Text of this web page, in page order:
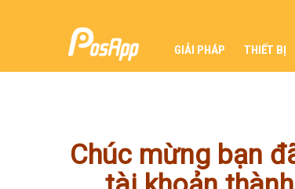
GIẢI PHÁP THIẾT BỊ
Chúc mừng bạn